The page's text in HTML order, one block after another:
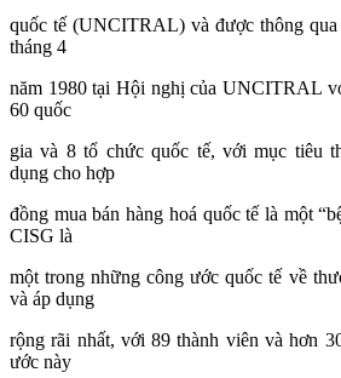
quốc tế (UNCITRAL) và được thông qua
tháng 4
năm 1980 tại Hội nghị của UNCITRAL
60 quốc
gia và 8 tổ chức quốc tế, với mục tiêu
dụng cho hợp
đồng mua bán hàng hoá quốc tế là một
CISG là
một trong những công ước quốc tế về
và áp dụng
rộng rãi nhất, với 89 thành viên và hơn
ước này